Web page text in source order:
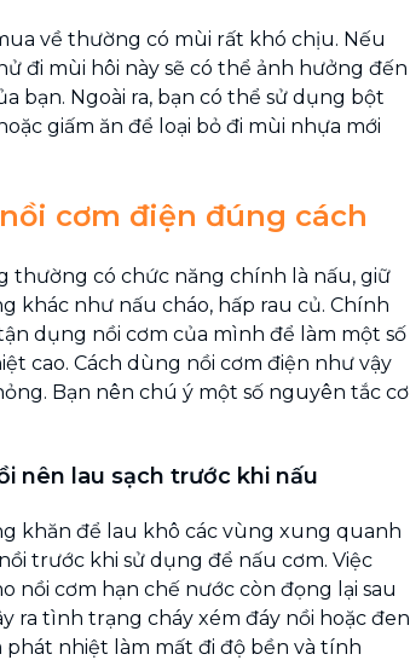
về thường có mùi rất khó chịu. Nếu
đi mùi hôi này sẽ có thể ảnh hưởng đến
bạn. Ngoài ra, bạn có thể sử dụng bột
giấm ăn để loại bỏ đi mùi nhựa mới
cơm điện đúng cách
thường có chức năng chính là nấu, giữ
khác như nấu cháo, hấp rau củ. Chính
dụng nồi cơm của mình để làm một số
cao. Cách dùng nồi cơm điện như vậy
Bạn nên chú ý một số nguyên tắc cơ
nên lau sạch trước khi nấu
khăn để lau khô các vùng xung quanh
trước khi sử dụng để nấu cơm. Việc
nồi cơm hạn chế nước còn đọng lại sau
ra tình trạng cháy xém đáy nồi hoặc đen
nhiệt làm mất đi độ bền và tính